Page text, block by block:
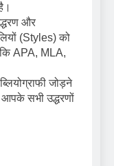
और
(Styles) को
APA, MLA,
जोड़ने
आपके सभी उद्धरणों